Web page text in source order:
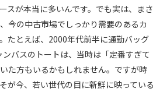
スが本当に多いんです。でも実は、まさ
今の中古市場でしっかり需要のあるカ
たとえば、2000年代前半に通勤バッグ
ンバスのトートは、当時は「定番すぎて
た方もいるかもしれません。ですが時
が今、若い世代の目に新鮮に映っている